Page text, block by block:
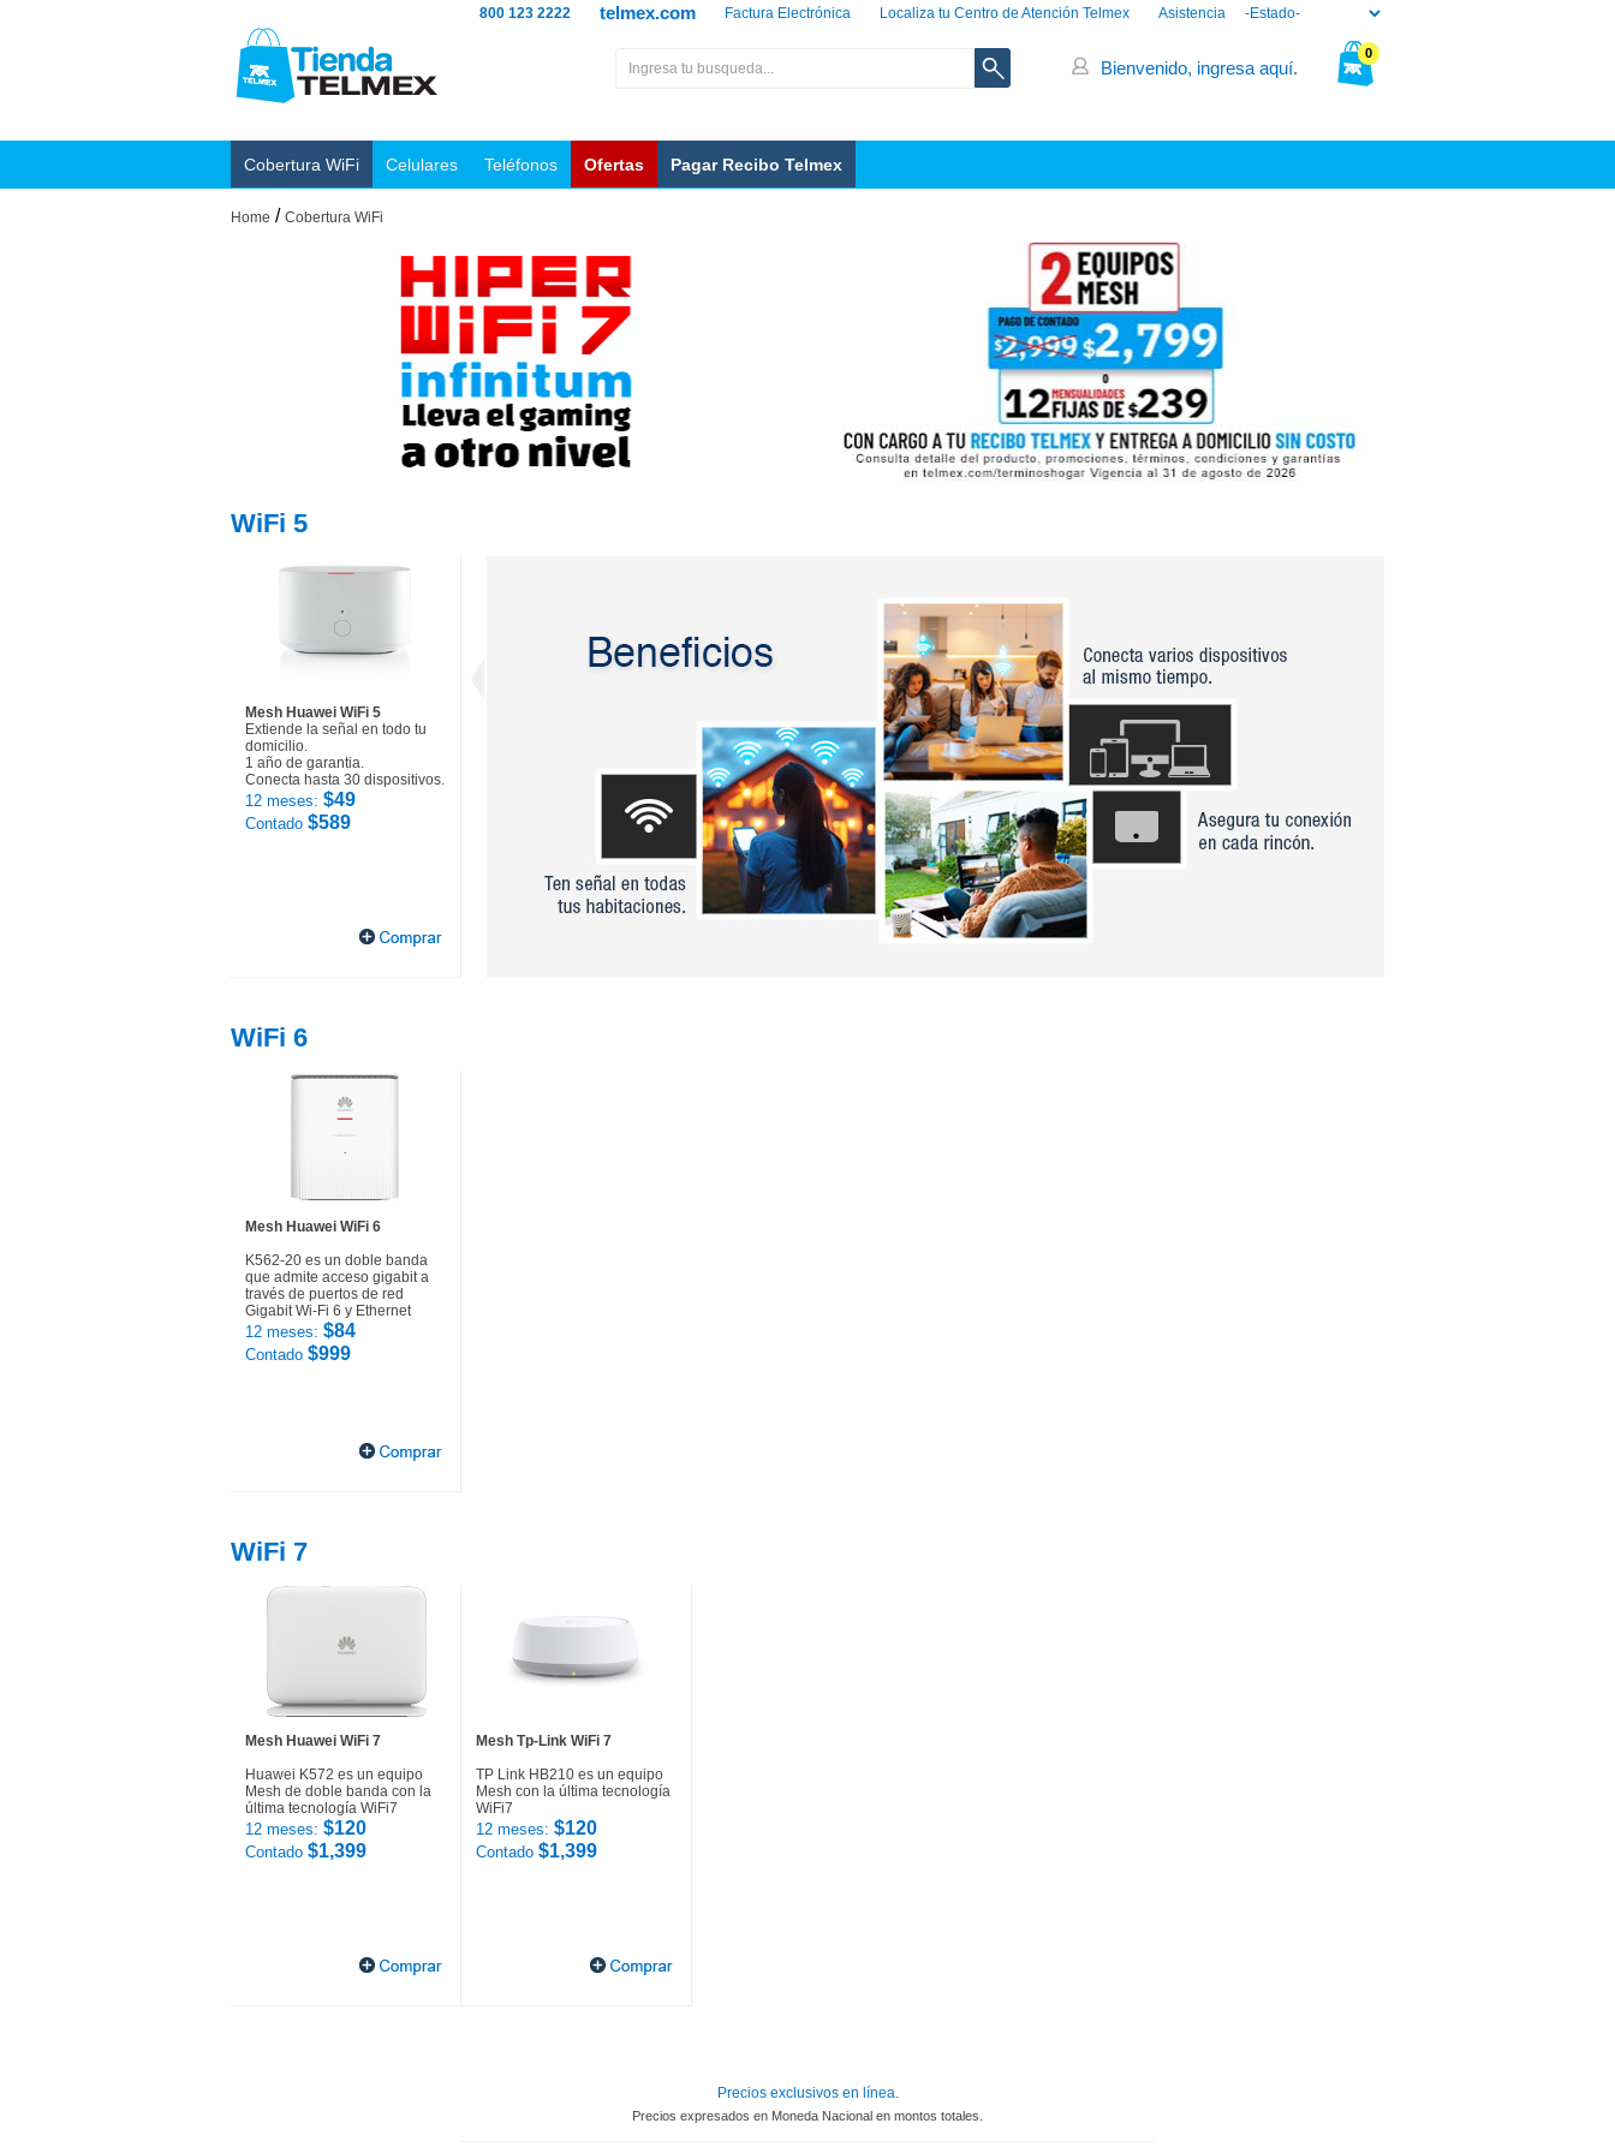
Asistencia
Localiza tu Centro de Atención Telmex
Factura Electrónica
telmex.com
800 123 2222
0
Bienvenido, ingresa aquí.
Cobertura WiFi Celulares Teléfonos Ofertas Pagar Recibo Telmex
Home / Cobertura WiFi
WiFi 5
Mesh Huawei WiFi 5
Extiende la señal en todo tu
domicilio.
1 año de garantia.
Conecta hasta 30 dispositivos.
12 meses: $49
Contado $589
WiFi 6
Mesh Huawei WiFi 6
K562-20 es un doble banda
que admite acceso gigabit a
través de puertos de red
Gigabit Wi-Fi 6 y Ethernet
12 meses: $84
Contado $999
WiFi 7
Mesh Huawei WiFi 7
Huawei K572 es un equipo
Mesh de doble banda con la
última tecnología WiFi7
12 meses: $120
Contado $1,399
Mesh Tp-Link WiFi 7
TP Link HB210 es un equipo
Mesh con la última tecnología
WiFi7
12 meses: $120
Contado $1,399
Precios exclusivos en línea.
Precios expresados en Moneda Nacional en montos totales.